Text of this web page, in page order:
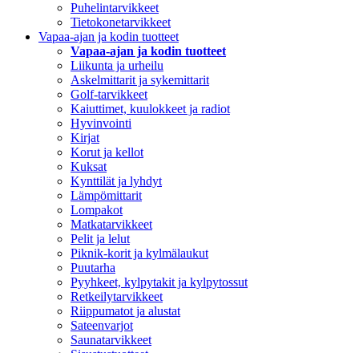
Puhelintarvikkeet
Tietokonetarvikkeet
Vapaa-ajan ja kodin tuotteet
Vapaa-ajan ja kodin tuotteet
Liikunta ja urheilu
Askelmittarit ja sykemittarit
Golf-tarvikkeet
Kaiuttimet, kuulokkeet ja radiot
Hyvinvointi
Kirjat
Korut ja kellot
Kuksat
Kynttilät ja lyhdyt
Lämpömittarit
Lompakot
Matkatarvikkeet
Pelit ja lelut
Piknik-korit ja kylmälaukut
Puutarha
Pyyhkeet, kylpytakit ja kylpytossut
Retkeilytarvikkeet
Riippumatot ja alustat
Sateenvarjot
Saunatarvikkeet